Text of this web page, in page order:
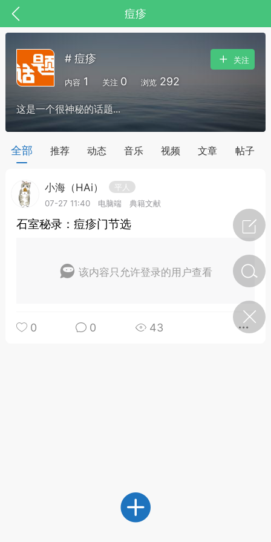
痘疹
，华夏中医人：家门口的中医人！
节气气象
节返乡期间“闪
急提示
谷气行、营卫通：内经视角
下的脾胃调养要义
# 痘疹
内容 1 关注 0 浏览 292
关注
这是一个很神秘的话题...
全部 推荐 动态 音乐 视频 文章 帖子
小海（HAi）
平人
07-27 11:40
电脑端 典籍文献
石室秘录：痘疹门节选
该内容只允许登录的用户查看
0 0 43